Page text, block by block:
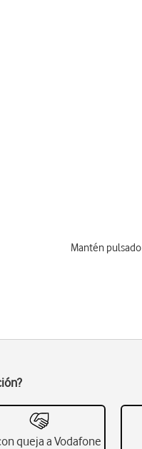
Mantén pulsado
queja a Vodafone